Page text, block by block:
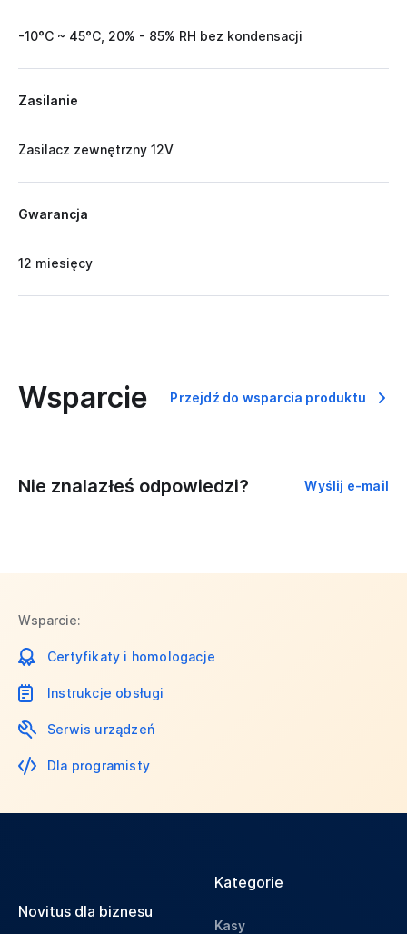
-10°C ~ 45°C, 20% - 85% RH bez kondensacji
Zasilanie
Zasilacz zewnętrzny 12V
Gwarancja
12 miesięcy
Wsparcie Przejdź do wsparcia produktu
Nie znalazłeś odpowiedzi? Wyślij e-mail
Wsparcie:
Certyfikaty i homologacje
Instrukcje obsługi
Serwis urządzeń
Dla programisty
Novitus dla biznesu
Kategorie
Kasy